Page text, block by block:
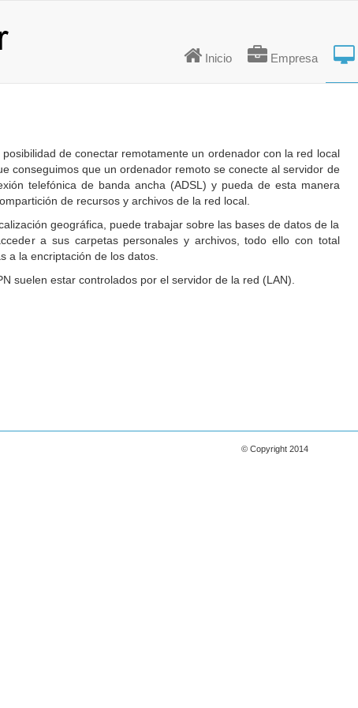
Inicio Empresa
de conectar remotamente un ordenador con la red local
conseguimos que un ordenador remoto se conecte al servidor de
telefónica de banda ancha (ADSL) y pueda de esta manera
de recursos y archivos de la red local.
geográfica, puede trabajar sobre las bases de datos de la
a sus carpetas personales y archivos, todo ello con total
a la encriptación de los datos.
suelen estar controlados por el servidor de la red (LAN).
© Copyright 2014